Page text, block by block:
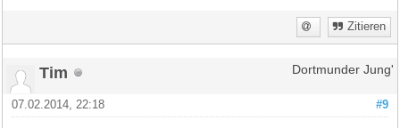
Zitieren
Tim Dortmunder Jung'
#9
07.02.2014, 22:18